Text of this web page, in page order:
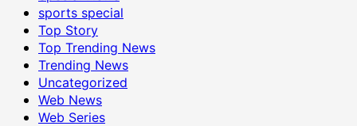
sports special
Top Story
Top Trending News
Trending News
Uncategorized
Web News
Web Series